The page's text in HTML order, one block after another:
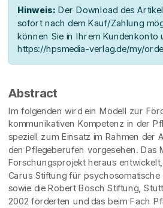
Hinweis: Der Download des
sofort nach dem Kauf/Zahlung
können Sie in Ihrem Kundenkonto
https://hpsmedia-verlag.de/my/
Abstract
Im folgenden wird ein Modell zur
kommunikativen Kompetenz in der
speziell zum Einsatz im Rahmen der
den Pflegeberufen vorgesehen. Das
Forschungsprojekt heraus
Carus Stiftung für psychosomatische
sowie die Robert Bosch Stiftung,
2002 förderten und das beim Fach